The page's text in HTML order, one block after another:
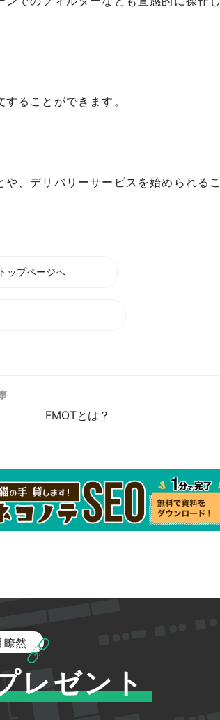
ることができます。
、デリバリーサービスを始められるこ
トップページへ
FMOTとは？
然
レゼント